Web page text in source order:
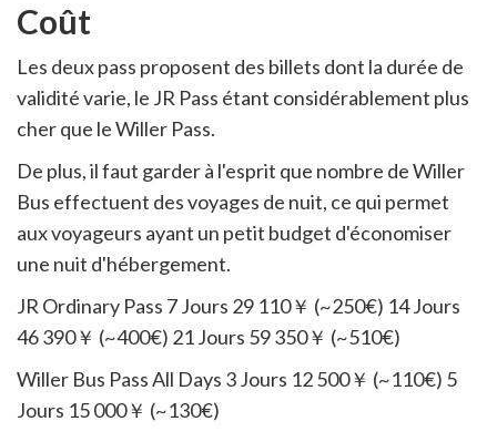
Coût
Les deux pass proposent des billets dont la durée de
validité varie, le JR Pass étant considérablement plus
cher que le Willer Pass.
De plus, il faut garder à l'esprit que nombre de Willer
Bus effectuent des voyages de nuit, ce qui permet
aux voyageurs ayant un petit budget d'économiser
une nuit d'hébergement.
JR Ordinary Pass 7 Jours 29 110￥ (~250€) 14 Jours
46 390￥ (~400€) 21 Jours 59 350￥ (~510€)
Willer Bus Pass All Days 3 Jours 12 500￥ (~110€) 5
Jours 15 000￥ (~130€)